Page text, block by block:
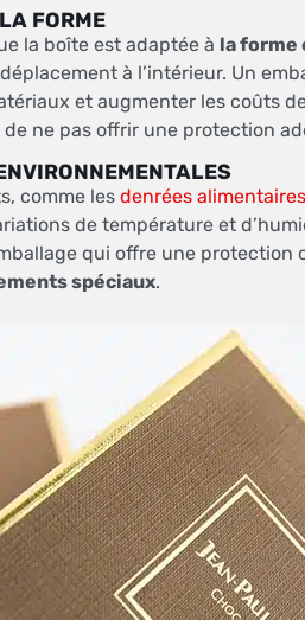
FORME
la boîte est adaptée à la forme
à l’intérieur. Un
et augmenter les coûts
ne pas offrir une protection
comme lesdenrées alimentaires
de température et
qui offre une protection
spéciaux.